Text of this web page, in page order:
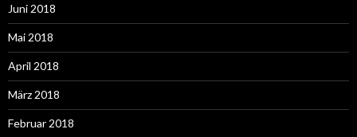
Juni 2018
Mai 2018
April 2018
März 2018
Februar 2018